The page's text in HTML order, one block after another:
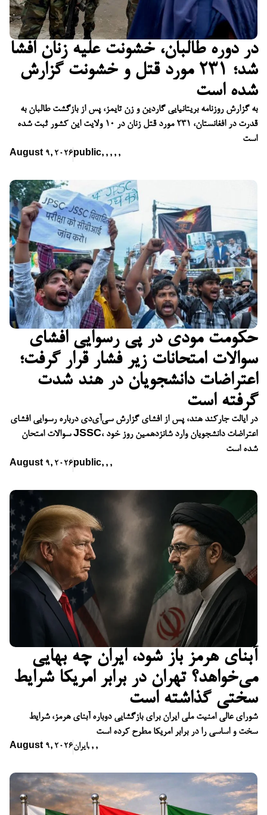
در دوره طالبان، خشونت علیه زنان افشا
شد؛ ۲۳۱ مورد قتل و خشونت گزارش
شده است
به گزارش روزنامه بریتانیایی گاردین و زن تایمز، پس از بازگشت طالبان به
قدرت در افغانستان، ۲۳۱ مورد قتل زنان در ۱۰ ولایت این کشور ثبت شده
است
August 9, 2026 public, , , , ,
حکومت مودی در پی رسوایی افشای
سوالات امتحانات زیر فشار قرار گرفت؛
اعتراضات دانشجویان در هند شدت
گرفته است
در ایالت جارکند هند، پس از افشای گزارش سی‌آی‌دی درباره رسوایی افشای
سوالات امتحان JSSC، اعتراضات دانشجویان وارد شانزدهمین روز خود
شده است
August 9, 2026 public, , ,
آبنای هرمز باز شود، ایران چه بهایی
می‌خواهد؟ تهران در برابر امریکا شرایط
سختی گذاشته است
شورای عالی امنیت ملی ایران برای بازگشایی دوباره آبنای هرمز، شرایط
سخت و اساسی را در برابر امریکا مطرح کرده است
August 9, 2026ایران, , ,